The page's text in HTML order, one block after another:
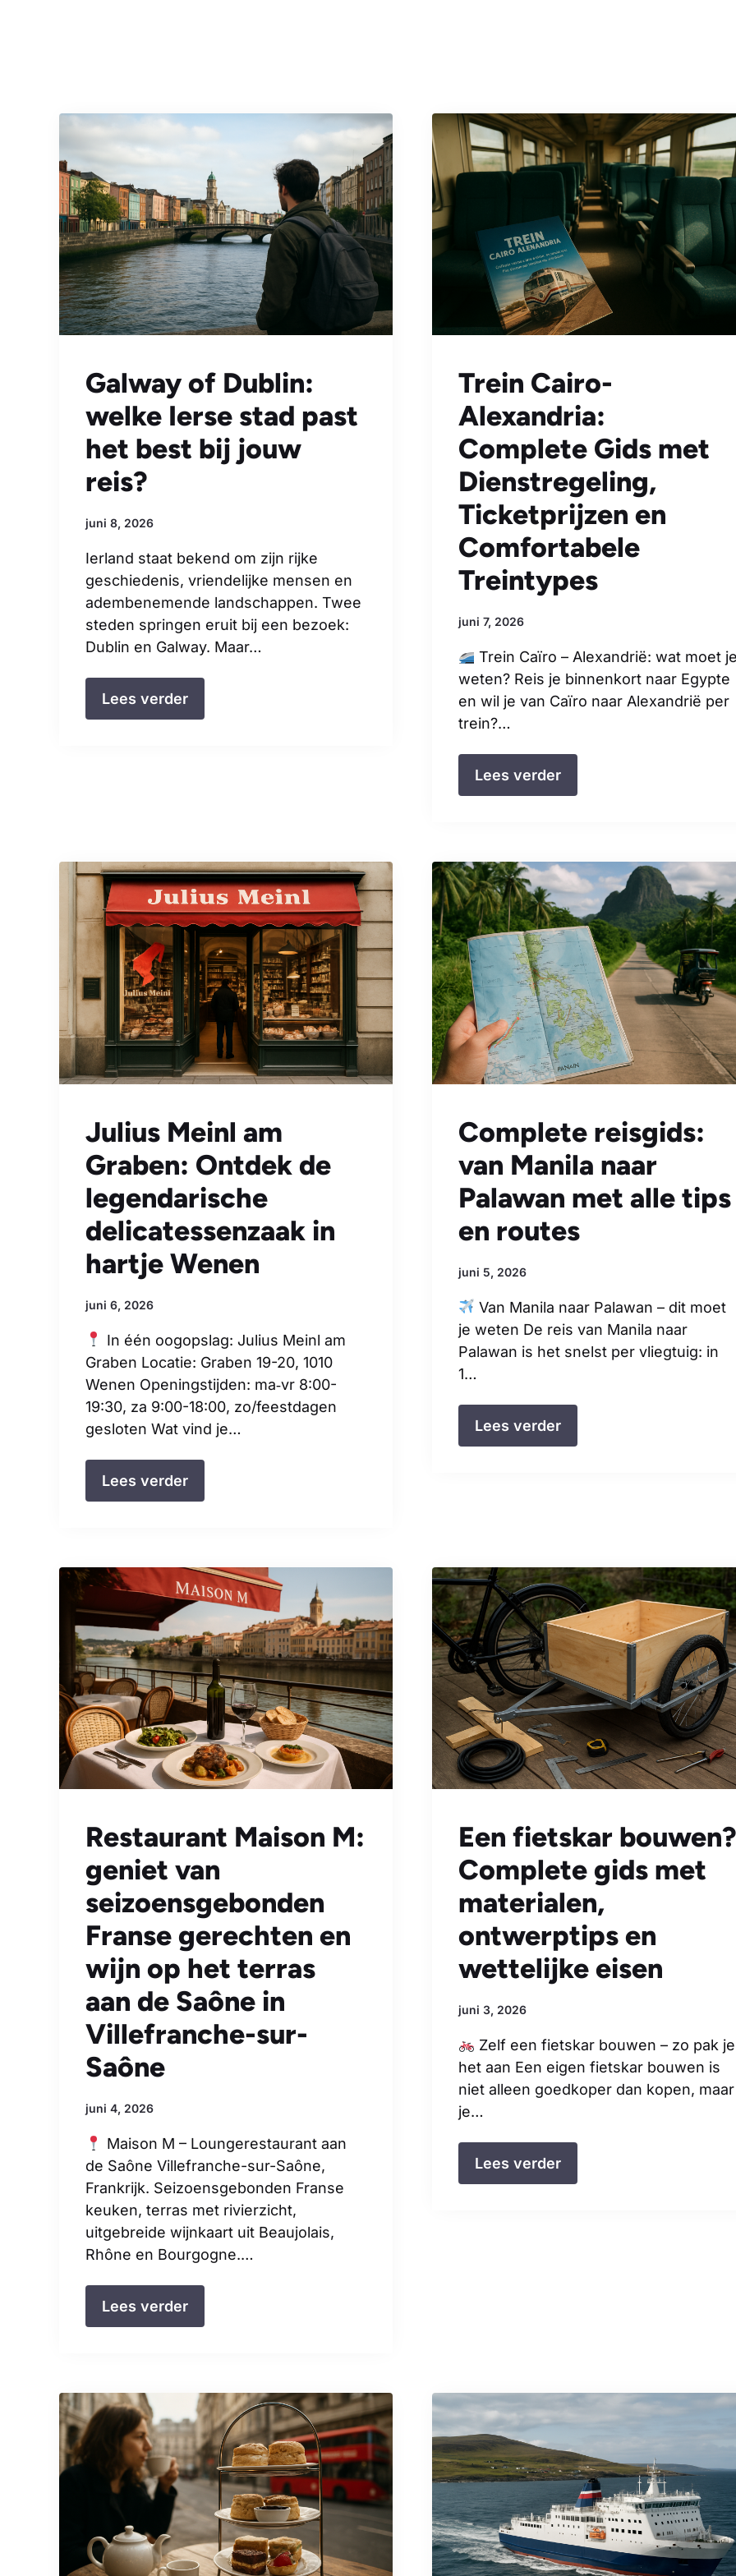
Galway of Dublin:
welke Ierse stad past
het best bij jouw
reis?
juni 8, 2026
Ierland staat bekend om zijn rijke
geschiedenis, vriendelijke mensen en
adembenemende landschappen. Twee
steden springen eruit bij een bezoek:
Dublin en Galway. Maar…
Lees verder
Trein Cairo-
Alexandria:
Complete Gids met
Dienstregeling,
Ticketprijzen en
Comfortabele
Treintypes
juni 7, 2026
Trein Caïro – Alexandrië: wat moet
weten? Reis je binnenkort naar Egypte
en wil je van Caïro naar Alexandrië per
trein?…
Lees verder
Julius Meinl am
Graben: Ontdek de
legendarische
delicatessenzaak in
hartje Wenen
juni 6, 2026
In één oogopslag: Julius Meinl am
Graben Locatie: Graben 19-20, 1010
Wenen Openingstijden: ma‑vr 8:00-
19:30, za 9:00-18:00, zo/feestdagen
gesloten Wat vind je…
Lees verder
Complete reisgids:
van Manila naar
Palawan met alle tips
en routes
juni 5, 2026
Van Manila naar Palawan – dit moet
je weten De reis van Manila naar
Palawan is het snelst per vliegtuig: in
1…
Lees verder
Restaurant Maison M:
geniet van
seizoensgebonden
Franse gerechten en
wijn op het terras
aan de Saône in
Villefranche-sur-
Saône
juni 4, 2026
Maison M – Loungerestaurant aan
de Saône Villefranche-sur-Saône,
Frankrijk. Seizoensgebonden Franse
keuken, terras met rivierzicht,
uitgebreide wijnkaart uit Beaujolais,
Rhône en Bourgogne.…
Lees verder
Een fietskar bouwen?
Complete gids met
materialen,
ontwerptips en
wettelijke eisen
juni 3, 2026
Zelf een fietskar bouwen – zo pak je
het aan Een eigen fietskar bouwen is
niet alleen goedkoper dan kopen, maar
je…
Lees verder